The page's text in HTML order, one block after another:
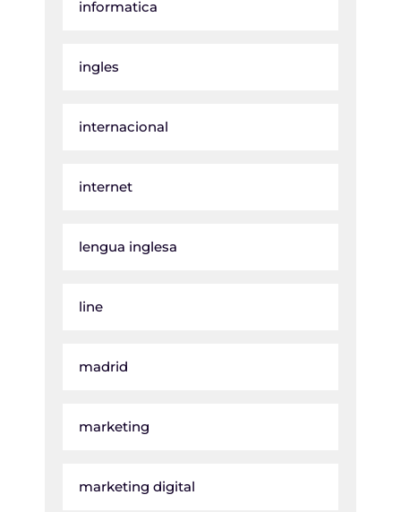
informatica
ingles
internacional
internet
lengua inglesa
line
madrid
marketing
marketing digital